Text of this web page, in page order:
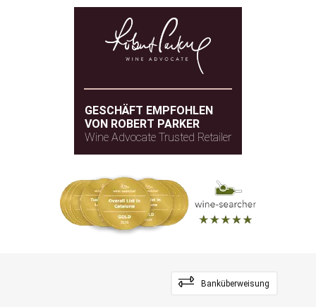
GESCHÄFT EMPFOHLEN
VON ROBERT PARKER
Wine Advocate Trusted Retailer
Banküberweisung